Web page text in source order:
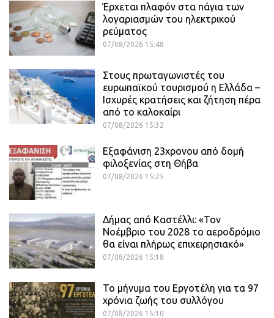
Έρχεται πλαφόν στα πάγια των
λογαριασμών του ηλεκτρικού
ρεύματος
07/08/2026 15:48
Στους πρωταγωνιστές του
ευρωπαϊκού τουρισμού η Ελλάδα –
Ισχυρές κρατήσεις και ζήτηση πέρα
από το καλοκαίρι
07/08/2026 15:32
Εξαφάνιση 23χρονου από δομή
φιλοξενίας στη Θήβα
07/08/2026 15:25
Δήμας από Καστέλλι: «Τον
Νοέμβριο του 2028 το αεροδρόμιο
θα είναι πλήρως επιχειρησιακό»
07/08/2026 15:18
Το μήνυμα του Εργοτέλη για τα 97
χρόνια ζωής του συλλόγου
07/08/2026 15:10